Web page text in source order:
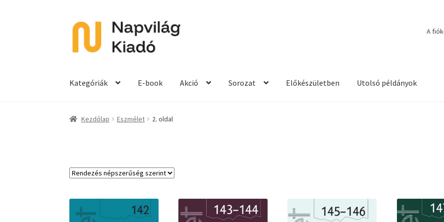
Ugrás
navigációhoz
Kilépés
tartalomba
A
Kategóriák E-book Akció Sorozat Előkészületben Utolsó példányok
Kezdőlap Eszmélet 2. oldal